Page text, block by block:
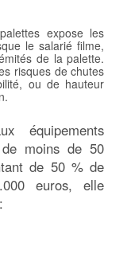
expose les
le salarié filme,
de la palette.
risques de chutes
ou de hauteur
équipements
moins de 50
de 50 % de
euros, elle